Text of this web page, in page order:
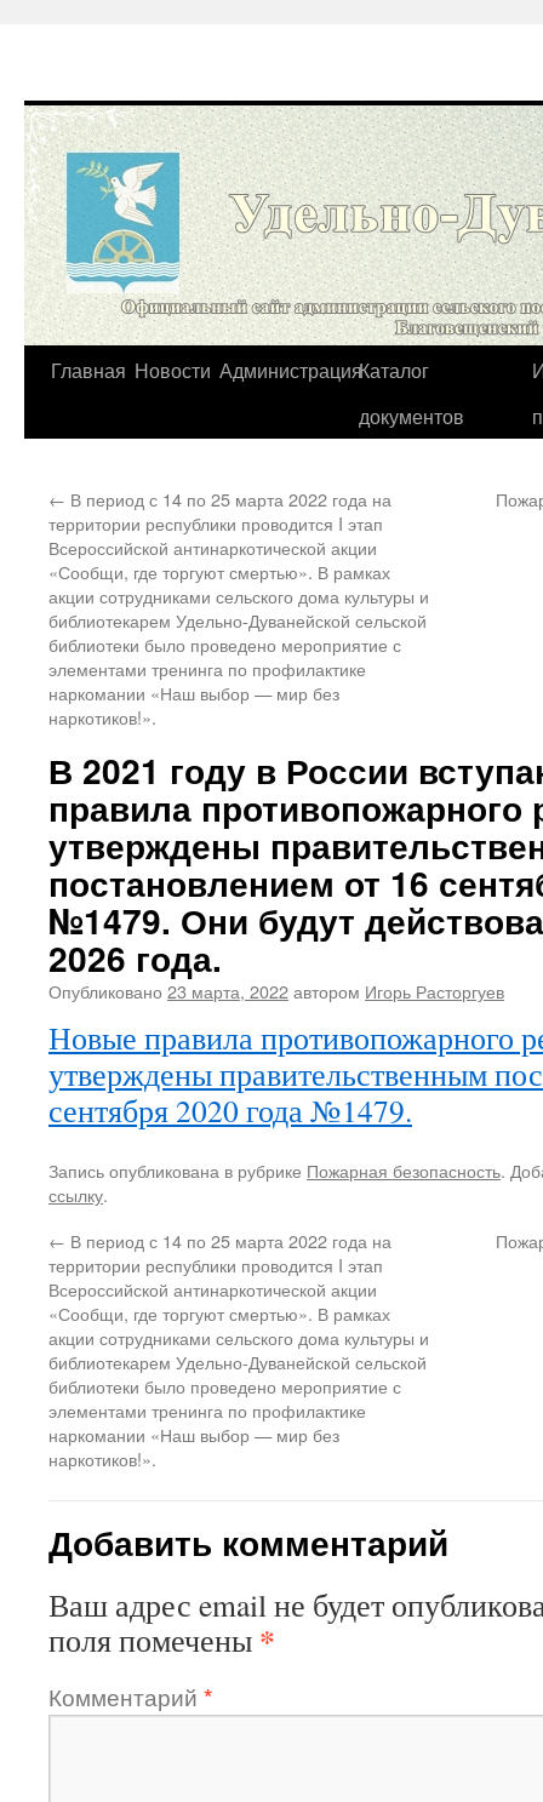
Перейти
Главная Новости АдминистрацияКаталог
документов
← В период с 14 по 25 марта 2022 года на
территории республики проводится I этап
Всероссийской антинаркотической акции
«Сообщи, где торгуют смертью». В рамках
акции сотрудниками сельского дома культуры и
библиотекарем Удельно-Дуванейской сельской
библиотеки было проведено мероприятие с
элементами тренинга по профилактике
наркомании «Наш выбор — мир без
наркотиков!».
В 2021 году в России
правила
утверждены
постановлением от 16
№1479. Они будут
2026 года.
Опубликовано 23 марта, 2022автором Игорь Расторгуев
Новые правила противопожарного
утверждены правительственным
сентября 2020 года №1479.
Запись опубликована в рубрике Пожарная безопасность.
ссылку.
← В период с 14 по 25 марта 2022 года на
территории республики проводится I этап
Всероссийской антинаркотической акции
«Сообщи, где торгуют смертью». В рамках
акции сотрудниками сельского дома культуры и
библиотекарем Удельно-Дуванейской сельской
библиотеки было проведено мероприятие с
элементами тренинга по профилактике
наркомании «Наш выбор — мир без
наркотиков!».
Добавить комментарий
Ваш адрес email не будет
поля помечены *
Комментарий *